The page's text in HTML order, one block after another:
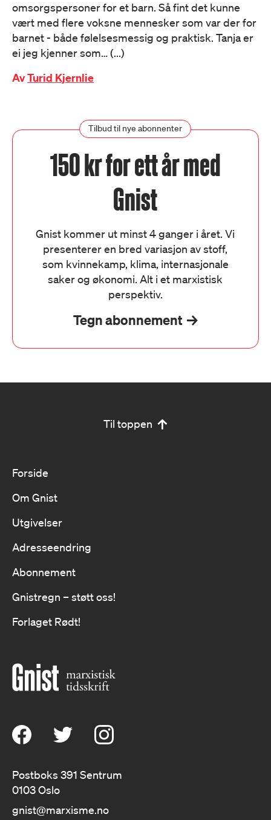
omsorgspersoner for et barn. Så fint det kunne
vært med flere voksne mennesker som var der for
barnet - både følelsesmessig og praktisk. Tanja er
ei jeg kjenner som… (...)
AvTurid Kjernlie
Tilbud til nye abonnenter
150 kr for ett år med
Gnist
Gnist kommer ut minst 4 ganger i året. Vi
presenterer en bred variasjon av stoff,
som kvinnekamp, klima, internasjonale
saker og økonomi. Alt i et marxistisk
perspektiv.
Tegn abonnement
Til toppen
Forside
Om Gnist
Utgivelser
Adresseendring
Abonnement
Gnistregn – støtt oss!
Forlaget Rødt!
Postboks 391 Sentrum
0103 Oslo
gnist@marxisme.no